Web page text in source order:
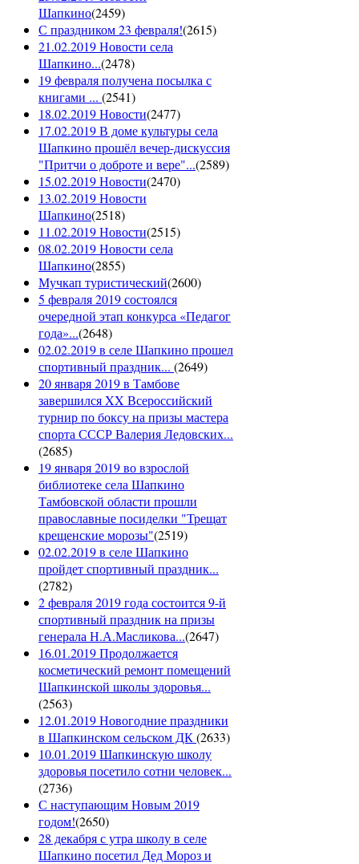
Шапкино(2459)
С праздником 23 февраля!(2615)
21.02.2019 Новости села
Шапкино...(2478)
19 февраля получена посылка с
книгами ... (2541)
18.02.2019 Новости(2477)
17.02.2019 В доме культуры села
Шапкино прошёл вечер-дискуссия
"Притчи о доброте и вере"...(2589)
15.02.2019 Новости(2470)
13.02.2019 Новости
Шапкино(2518)
11.02.2019 Новости(2515)
08.02.2019 Новости села
Шапкино(2855)
Мучкап туристический(2600)
5 февраля 2019 состоялся
очередной этап конкурса «Педагог
года»...(2648)
02.02.2019 в селе Шапкино прошел
спортивный праздник... (2649)
20 января 2019 в Тамбове
завершился XX Всероссийский
турнир по боксу на призы мастера
спорта СССР Валерия Ледовских...
(2685)
19 января 2019 во взрослой
библиотеке села Шапкино
Тамбовской области прошли
православные посиделки "Трещат
крещенские морозы"(2519)
02.02.2019 в селе Шапкино
пройдет спортивный праздник...
(2782)
2 февраля 2019 года состоится 9-й
спортивный праздник на призы
генерала Н.А.Масликова...(2647)
16.01.2019 Продолжается
косметический ремонт помещений
Шапкинской школы здоровья...
(2563)
12.01.2019 Новогодние праздники
в Шапкинском сельском ДК(2633)
10.01.2019 Шапкинскую школу
здоровья посетило сотни человек...
(2736)
С наступающим Новым 2019
годом!(2650)
28 декабря с утра школу в селе
Шапкино посетил Дед Мороз и